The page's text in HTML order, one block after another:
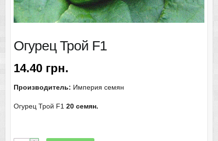
Огурец Трой F1
14.40 грн.
Производитель: Империя семян
Огурец Трой F1 20 семян.